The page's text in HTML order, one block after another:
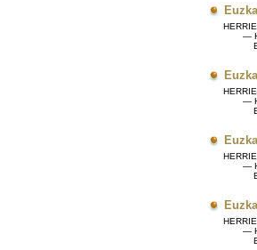
—
—
—
—